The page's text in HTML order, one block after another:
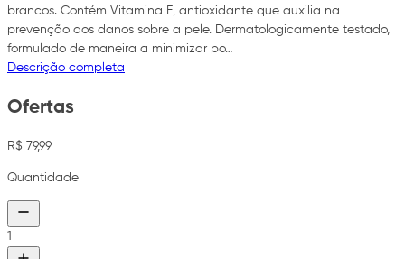
brancos. Contém Vitamina E, antioxidante que auxilia na
prevenção dos danos sobre a pele. Dermatologicamente testado,
formulado de maneira a minimizar po…
Descrição completa
Ofertas
R$ 79,99
Quantidade
1